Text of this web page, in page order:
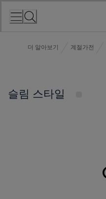
더 알아보기 계절가전
슬림 스타일